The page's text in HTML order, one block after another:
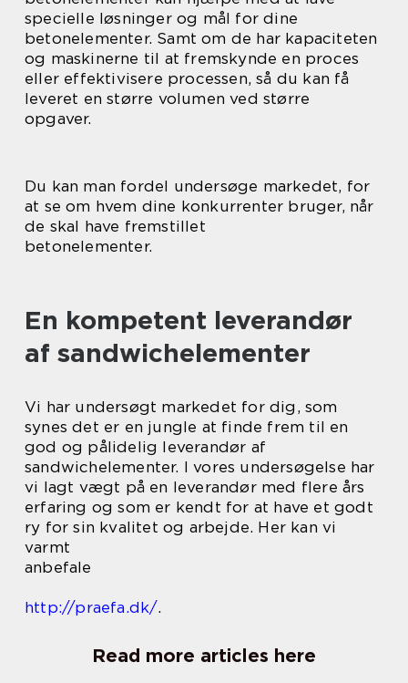
specielle løsninger og mål for dine
betonelementer. Samt om de har kapaciteten
og maskinerne til at fremskynde en proces
eller effektivisere processen, så du kan få
leveret en større volumen ved større
opgaver.
Du kan man fordel undersøge markedet, for
at se om hvem dine konkurrenter bruger, når
de skal have fremstillet
betonelementer.
En kompetent leverandør
af sandwichelementer
Vi har undersøgt markedet for dig, som
synes det er en jungle at finde frem til en
god og pålidelig leverandør af
sandwichelementer. I vores undersøgelse har
vi lagt vægt på en leverandør med flere års
erfaring og som er kendt for at have et godt
ry for sin kvalitet og arbejde. Her kan vi
varmt
anbefale
http://praefa.dk/.
Read more articles here